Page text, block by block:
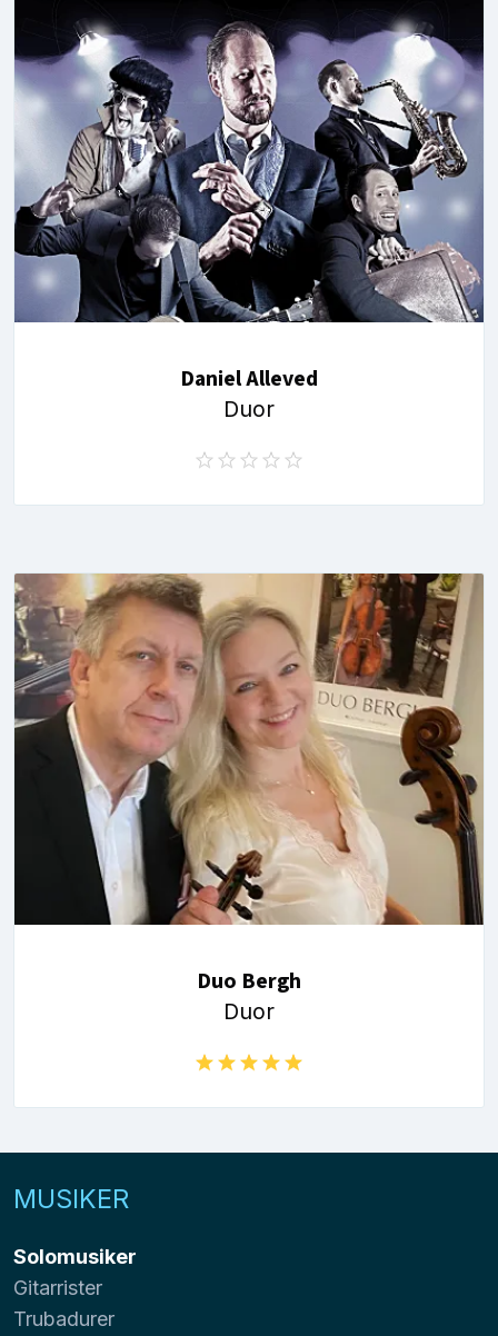
Daniel Alleved
Duor
Duo Bergh
Duor
MUSIKER
Solomusiker
Gitarrister
Trubadurer